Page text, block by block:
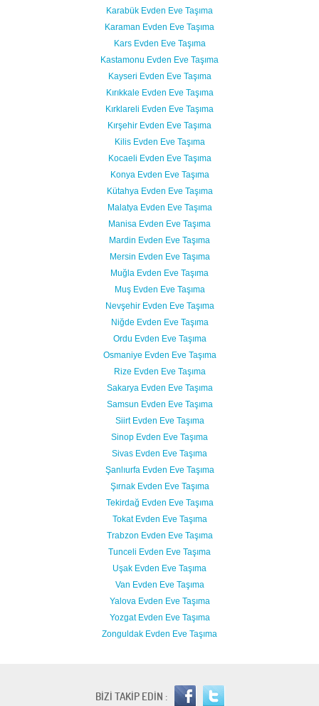
Karabük Evden Eve Taşıma
Karaman Evden Eve Taşıma
Kars Evden Eve Taşıma
Kastamonu Evden Eve Taşıma
Kayseri Evden Eve Taşıma
Kırıkkale Evden Eve Taşıma
Kırklareli Evden Eve Taşıma
Kırşehir Evden Eve Taşıma
Kilis Evden Eve Taşıma
Kocaeli Evden Eve Taşıma
Konya Evden Eve Taşıma
Kütahya Evden Eve Taşıma
Malatya Evden Eve Taşıma
Manisa Evden Eve Taşıma
Mardin Evden Eve Taşıma
Mersin Evden Eve Taşıma
Muğla Evden Eve Taşıma
Muş Evden Eve Taşıma
Nevşehir Evden Eve Taşıma
Niğde Evden Eve Taşıma
Ordu Evden Eve Taşıma
Osmaniye Evden Eve Taşıma
Rize Evden Eve Taşıma
Sakarya Evden Eve Taşıma
Samsun Evden Eve Taşıma
Siirt Evden Eve Taşıma
Sinop Evden Eve Taşıma
Sivas Evden Eve Taşıma
Şanlıurfa Evden Eve Taşıma
Şırnak Evden Eve Taşıma
Tekirdağ Evden Eve Taşıma
Tokat Evden Eve Taşıma
Trabzon Evden Eve Taşıma
Tunceli Evden Eve Taşıma
Uşak Evden Eve Taşıma
Van Evden Eve Taşıma
Yalova Evden Eve Taşıma
Yozgat Evden Eve Taşıma
Zonguldak Evden Eve Taşıma
BİZİ TAKİP EDİN :